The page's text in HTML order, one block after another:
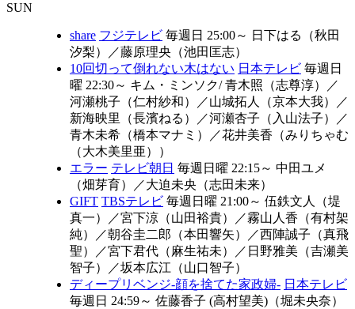
SUN
share フジテレビ 毎週日 25:00～ 日下はる（秋田
汐梨）
／藤原理央（池田匡志）
10回切って倒れない木はない 日本テレビ 毎週日
曜 22:30～ キム・ミンソク/ 青木照（志尊淳）
／
河瀬桃子（仁村紗和）
／山城拓人（京本大我）
／
新海映里（長濱ねる）
／河瀬杏子（入山法子）
／
青木未希（橋本マナミ）
／花井美香（みりちゃむ
（大木美里亜））
エラー テレビ朝日 毎週日曜 22:15～ 中田ユメ
（畑芽育）
／大迫未央（志田未来）
GIFT TBSテレビ 毎週日曜 21:00～ 伍鉄文人（堤
真一）
／宮下涼（山田裕貴） ／霧山人香（有村架
純）
／朝谷圭二郎（本田響矢） ／西陣誠子（真飛
聖）
／宮下君代（麻生祐未） ／ 日野雅美（吉瀬美
智子）
／坂本広江（山口智子）
ディープリベンジ-顔を捨てた家政婦- 日本テレビ
毎週日 24:59～ 佐藤香子 (高村望美)（堀未央奈）